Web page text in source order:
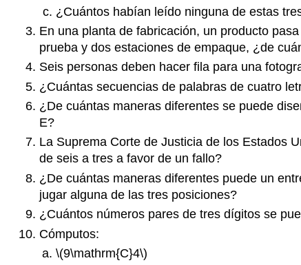
¿Cuántos habían leído ninguna de estas
En una planta de fabricación, un producto
prueba y dos estaciones de empaque, ¿de
Seis personas deben hacer fila para una
¿Cuántas secuencias de palabras de cuatro
¿De cuántas maneras diferentes se puede
E?
La Suprema Corte de Justicia de los Estados
de seis a tres a favor de un fallo?
¿De cuántas maneras diferentes puede un
jugar alguna de las tres posiciones?
¿Cuántos números pares de tres dígitos se
Cómputos:
\(9\mathrm{C}4\)